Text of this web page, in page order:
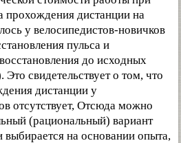
прохождения дистанции на
у велосипедистов-новичков
пульса и
до исходных
свидетельствует о том, что
дистанции у
отсутствует, Отсюда можно
(рациональный) вариант
на основании опыта,